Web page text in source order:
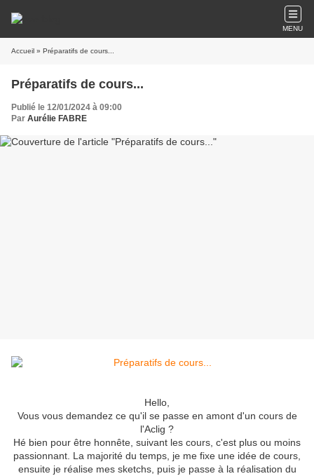
MENU
Accueil » Préparatifs de cours...
Préparatifs de cours...
Publié le 12/01/2024 à 09:00
Par Aurélie FABRE
Hello,
Vous vous demandez ce qu'il se passe en amont d'un cours de
l'Aclig ?
Hé bien pour être honnête, suivant les cours, c'est plus ou moins
passionnant. La majorité du temps, je me fixe une idée de cours,
ensuite je réalise mes sketchs, puis je passe à la réalisation du